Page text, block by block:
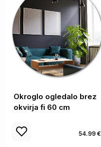
Okroglo ogledalo brez
okvirja fi 60 cm
54.99 €